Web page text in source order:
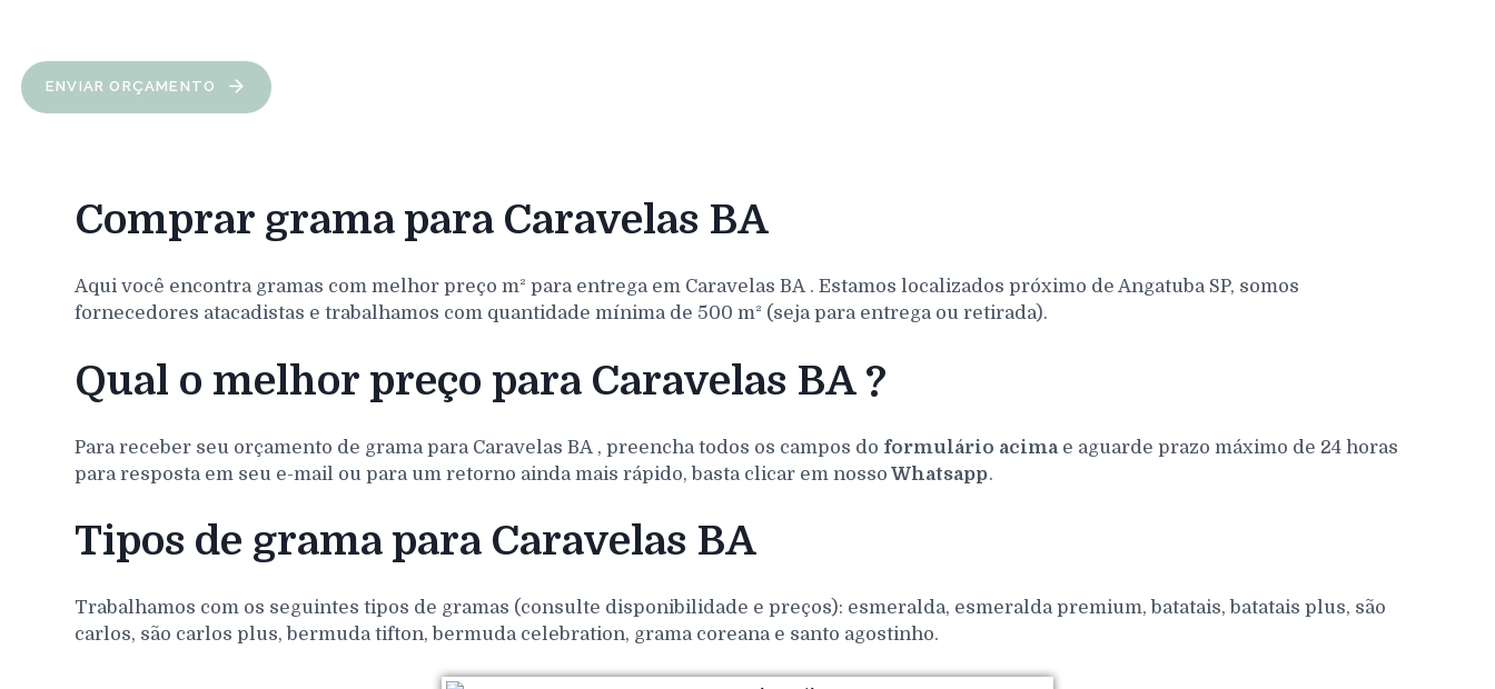
ENVIAR ORÇAMENTO
Comprar grama para Caravelas BA
Aqui você encontra gramas com melhor preço m² para entrega em Caravelas BA . Estamos localizados próximo de Angatuba SP, somos
fornecedores atacadistas e trabalhamos com quantidade mínima de 500 m² (seja para entrega ou retirada).
Qual o melhor preço para Caravelas BA ?
Para receber seu orçamento de grama para Caravelas BA , preencha todos os campos do formulário acima e aguarde prazo máximo de 24 horas
para resposta em seu e-mail ou para um retorno ainda mais rápido, basta clicar em nosso Whatsapp.
Tipos de grama para Caravelas BA
Trabalhamos com os seguintes tipos de gramas (consulte disponibilidade e preços): esmeralda, esmeralda premium, batatais, batatais plus, são
carlos, são carlos plus, bermuda tifton, bermuda celebration, grama coreana e santo agostinho.